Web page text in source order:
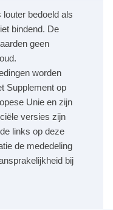
louter bedoeld als
bindend. De
geen
worden
Supplement op
Unie en zijn
versies zijn
links op deze
de mededeling
bij